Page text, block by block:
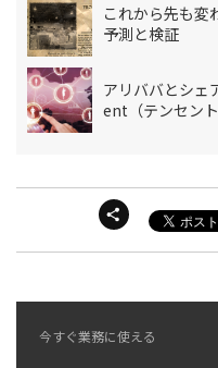
これから先も変
予測と検証
アリババとシェ
ent（テンセント
今すぐ業務に使える